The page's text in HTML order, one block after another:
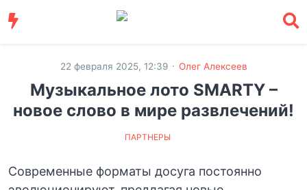
22 февраля 2025, 12:39 · Олег Алексеев
Музыкальное лото SMARTY –
новое слово в мире развлечений!
ПАРТНЕРЫ
Современные форматы досуга постоянно